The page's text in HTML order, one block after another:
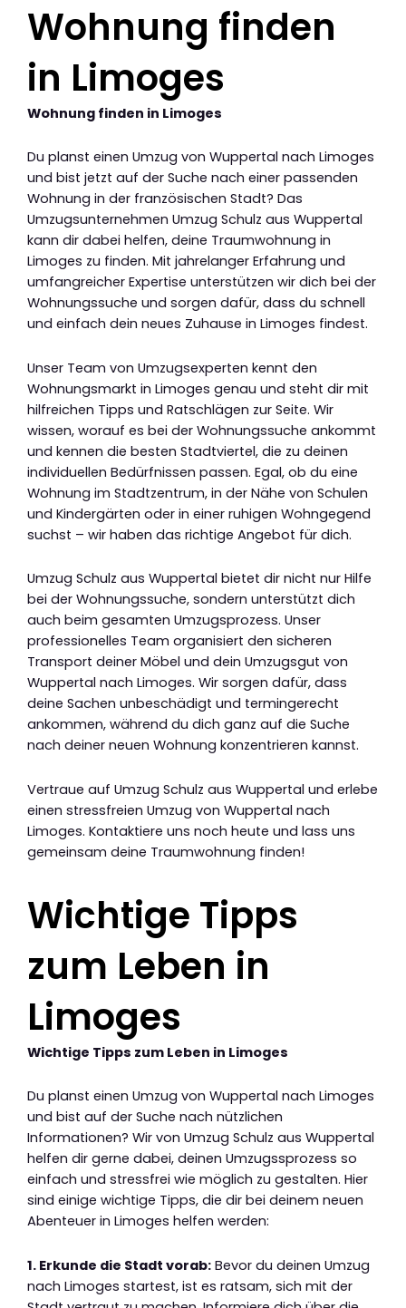
Wohnung finden
in Limoges
Wohnung finden in Limoges
Du planst einen Umzug von Wuppertal nach Limoges
und bist jetzt auf der Suche nach einer passenden
Wohnung in der französischen Stadt? Das
Umzugsunternehmen Umzug Schulz aus Wuppertal
kann dir dabei helfen, deine Traumwohnung in
Limoges zu finden. Mit jahrelanger Erfahrung und
umfangreicher Expertise unterstützen wir dich bei der
Wohnungssuche und sorgen dafür, dass du schnell
und einfach dein neues Zuhause in Limoges findest.
Unser Team von Umzugsexperten kennt den
Wohnungsmarkt in Limoges genau und steht dir mit
hilfreichen Tipps und Ratschlägen zur Seite. Wir
wissen, worauf es bei der Wohnungssuche ankommt
und kennen die besten Stadtviertel, die zu deinen
individuellen Bedürfnissen passen. Egal, ob du eine
Wohnung im Stadtzentrum, in der Nähe von Schulen
und Kindergärten oder in einer ruhigen Wohngegend
suchst – wir haben das richtige Angebot für dich.
Umzug Schulz aus Wuppertal bietet dir nicht nur Hilfe
bei der Wohnungssuche, sondern unterstützt dich
auch beim gesamten Umzugsprozess. Unser
professionelles Team organisiert den sicheren
Transport deiner Möbel und dein Umzugsgut von
Wuppertal nach Limoges. Wir sorgen dafür, dass
deine Sachen unbeschädigt und termingerecht
ankommen, während du dich ganz auf die Suche
nach deiner neuen Wohnung konzentrieren kannst.
Vertraue auf Umzug Schulz aus Wuppertal und erlebe
einen stressfreien Umzug von Wuppertal nach
Limoges. Kontaktiere uns noch heute und lass uns
gemeinsam deine Traumwohnung finden!
Wichtige Tipps
zum Leben in
Limoges
Wichtige Tipps zum Leben in Limoges
Du planst einen Umzug von Wuppertal nach Limoges
und bist auf der Suche nach nützlichen
Informationen? Wir von Umzug Schulz aus Wuppertal
helfen dir gerne dabei, deinen Umzugssprozess so
einfach und stressfrei wie möglich zu gestalten. Hier
sind einige wichtige Tipps, die dir bei deinem neuen
Abenteuer in Limoges helfen werden:
1. Erkunde die Stadt vorab: Bevor du deinen Umzug
nach Limoges startest, ist es ratsam, sich mit der